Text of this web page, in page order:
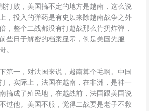
打败，美国搞不定的地方是越南，这么说
，投入的弹药是有史以来除越南战争之外
，整个二战都没有打越战那么肯扔炸弹，
些日子解密的档案显示，倒是美国先服
。
第一，对法国来说，越南算个毛啊。中国
，实际上，法国在越南，在非洲，是神一
搞成了殖民地，在越战前，法国跟美国说
过他。美国不服，觉得二战要是老子不救